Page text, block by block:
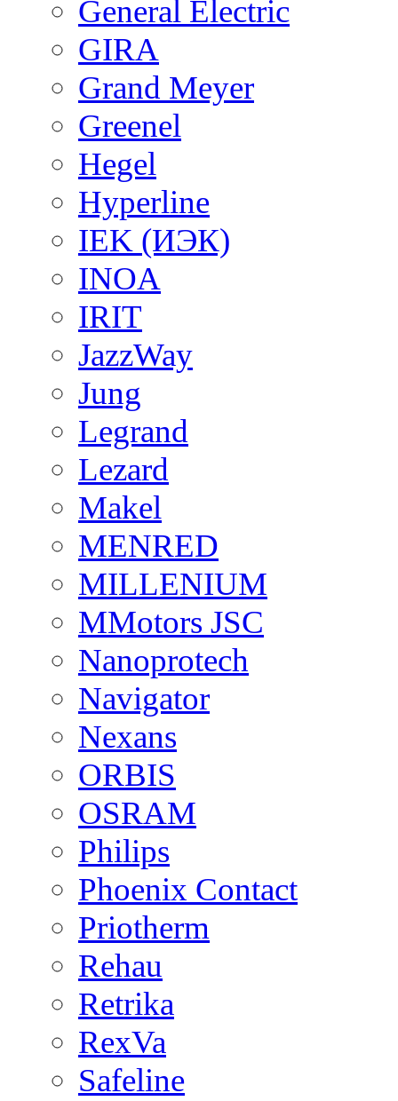
General Electric
GIRA
Grand Meyer
Greenel
Hegel
Hyperline
IEK (ИЭК)
INOA
IRIT
JazzWay
Jung
Legrand
Lezard
Makel
MENRED
MILLENIUM
MMotors JSC
Nanoprotech
Navigator
Nexans
ORBIS
OSRAM
Philips
Phoenix Contact
Priotherm
Rehau
Retrika
RexVa
Safeline